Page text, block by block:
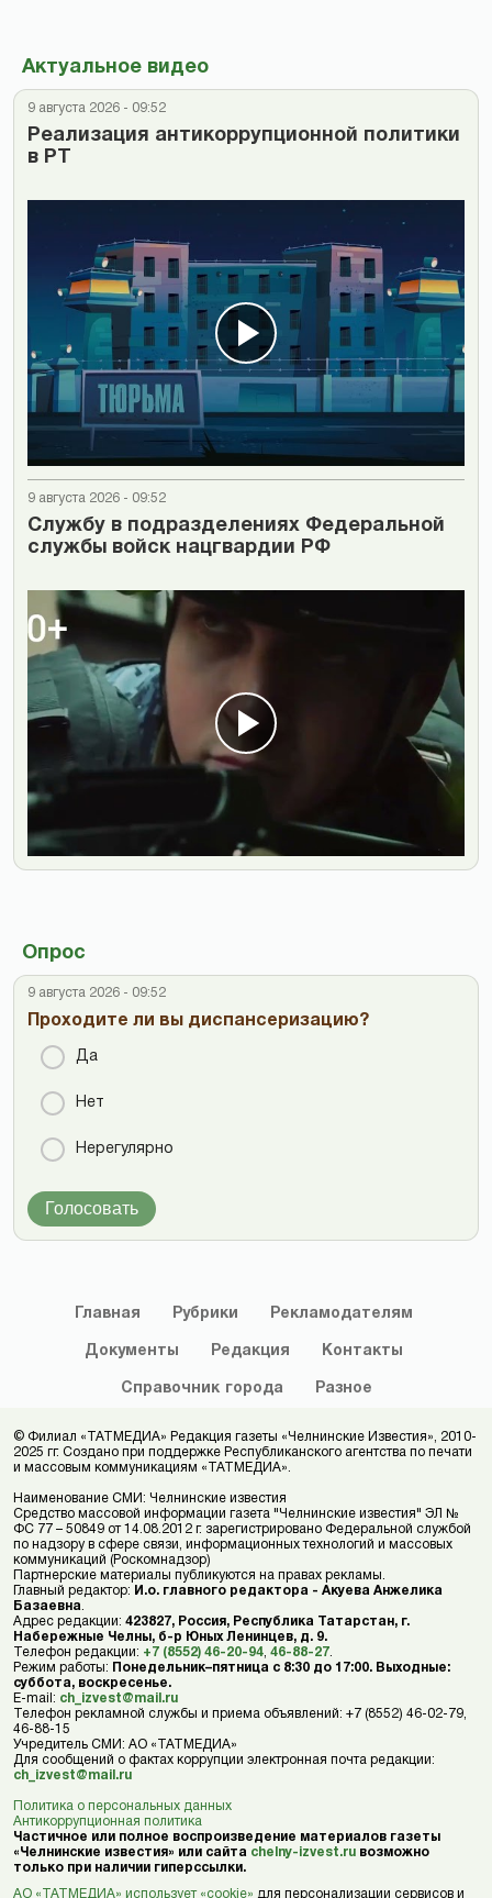
Актуальное видео
9 августа 2026 - 09:52
Реализация антикоррупционной политики
в РТ
9 августа 2026 - 09:52
Cлужбу в подразделениях Федеральной
службы войск нацгвардии РФ
Опрос
9 августа 2026 - 09:52
Проходите ли вы диспансеризацию?
Да
Нет
Нерегулярно
Голосовать
Главная Рубрики Рекламодателям
Документы Редакция Контакты
Справочник города Разное
© Филиал «ТАТМЕДИА» Редакция газеты «Челнинские Известия», 2010-
2025 гг. Создано при поддержке Республиканского агентства по печати
и массовым коммуникациям «ТАТМЕДИА».
Наименование СМИ: Челнинские известия
Средство массовой информации газета "Челнинские известия" ЭЛ №
ФС 77 – 50849 от 14.08.2012 г. зарегистрировано Федеральной службой
по надзору в сфере связи, информационных технологий и массовых
коммуникаций (Роскомнадзор)
Партнерские материалы публикуются на правах рекламы.
Главный редактор: И.о. главного редактора - Акуева Анжелика
Базаевна
Адрес редакции: 423827, Россия, Республика Татарстан, г.
Набережные Челны, б-р Юных Ленинцев, д. 9.
Телефон редакции: +7 (8552) 46-20-94 46-88-27
Режим работы: Понедельник–пятница с 8:30 до 17:00. Выходные:
суббота, воскресенье.
E-mail: ch_izvest@mail.ru
Телефон рекламной службы и приема объявлений: +7 (8552) 46-02-79,
46-88-15
Учредитель СМИ: АО «ТАТМЕДИА»
Для сообщений о фактах коррупции электронная почта редакции:
ch_izvest@mail.ru
Политика о персональных данных
Антикоррупционная политика
Частичное или полное воспроизведение материалов газеты
«Челнинские известия» или сайта chelny-izvest.ru возможно
только при наличии гиперссылки.
АО «ТАТМЕДИА» использует «cookie» для персонализации сервисов и